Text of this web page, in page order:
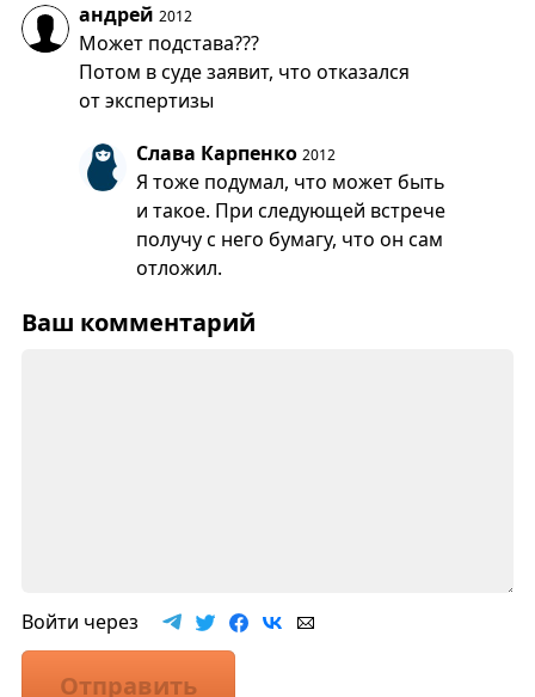
андрей 2012
Может подстава???
Потом в суде заявит, что отказался
от экспертизы
Слава Карпенко 2012
Я тоже подумал, что может быть
и такое. При следующей встрече
получу с него бумагу, что он сам
отложил.
Ваш комментарий
Войти через
Отправить